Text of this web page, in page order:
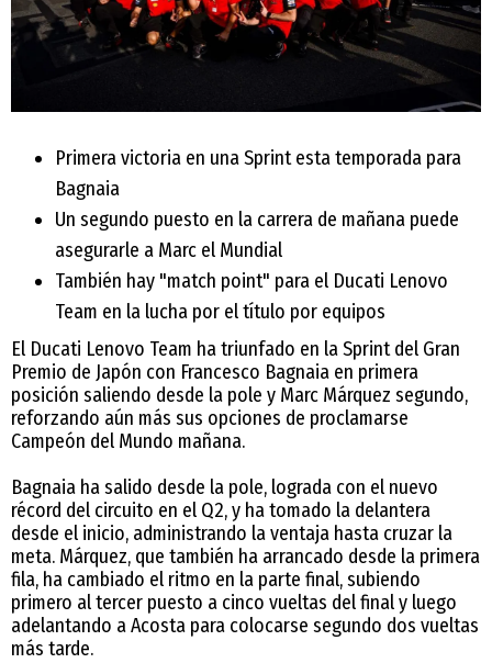
Primera victoria en una Sprint esta temporada para
Bagnaia
Un segundo puesto en la carrera de mañana puede
asegurarle a Marc el Mundial
También hay "match point" para el Ducati Lenovo
Team en la lucha por el título por equipos
El Ducati Lenovo Team ha triunfado en la Sprint del Gran
Premio de Japón con Francesco Bagnaia en primera
posición saliendo desde la pole y Marc Márquez segundo,
reforzando aún más sus opciones de proclamarse
Campeón del Mundo mañana.
Bagnaia ha salido desde la pole, lograda con el nuevo
récord del circuito en el Q2, y ha tomado la delantera
desde el inicio, administrando la ventaja hasta cruzar la
meta. Márquez, que también ha arrancado desde la primera
fila, ha cambiado el ritmo en la parte final, subiendo
primero al tercer puesto a cinco vueltas del final y luego
adelantando a Acosta para colocarse segundo dos vueltas
más tarde.